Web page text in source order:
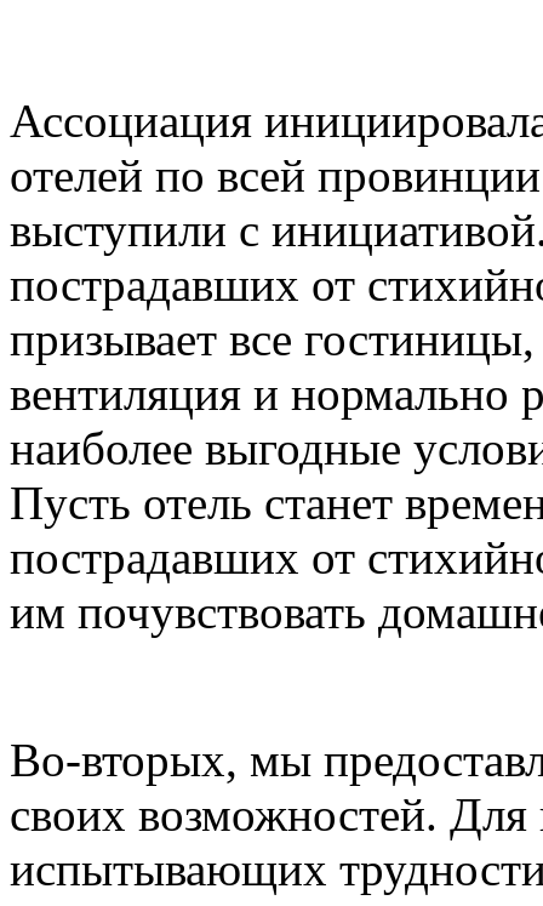
Ассоциация
отелей по всей
выступили с
пострадавших от
призывает все гостиницы,
вентиляция и нормально
наиболее выгодные
Пусть отель станет
пострадавших от
им почувствовать
Во-вторых, мы
своих возможностей. Для
испытывающих